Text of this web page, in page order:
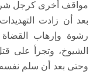
مواقف أخرى كرجل
بعد أن زادت
رشوة وإرهاب
الشيوخ، وتجرأ على
وحتى بعد أن سلم